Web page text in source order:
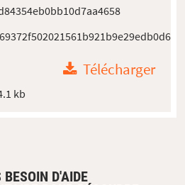
Télécharger
kb
D'AIDE